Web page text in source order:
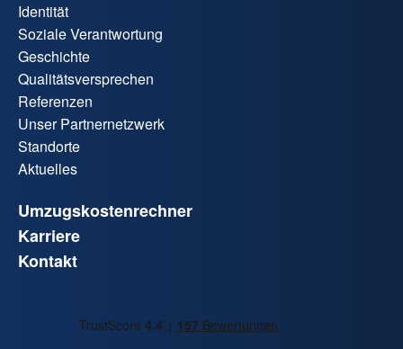
Identität
Soziale Verantwortung
Geschichte
Qualitätsversprechen
Referenzen
Unser Partnernetzwerk
Standorte
Aktuelles
Umzugskostenrechner
Karriere
Kontakt